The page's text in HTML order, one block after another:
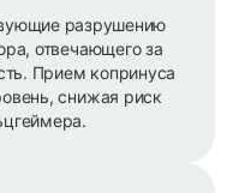
разрушению
отвечающего за
Прием копринуса
снижая риск